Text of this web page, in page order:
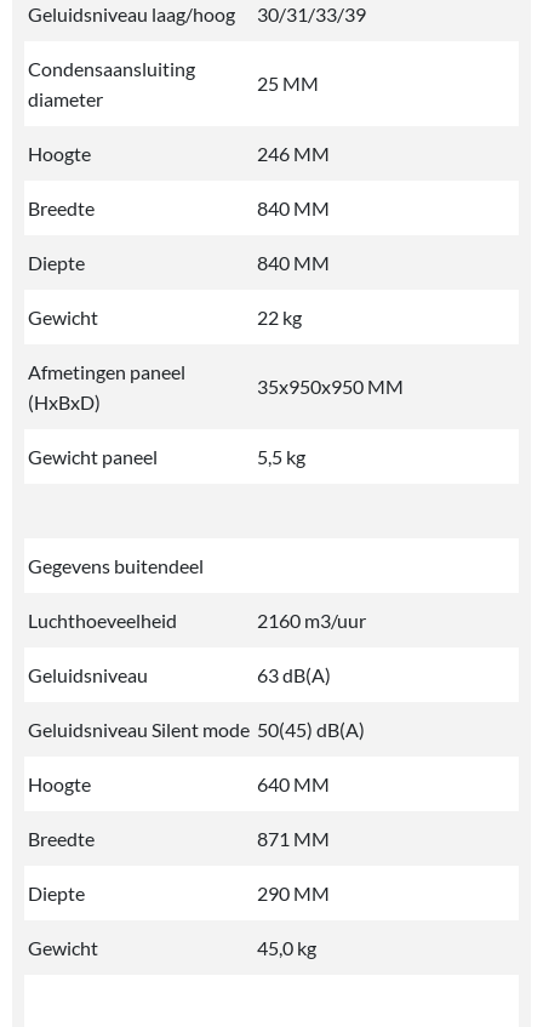
Geluidsniveau laag/hoog 30/31/33/39
Condensaansluiting
diameter
25 MM
Hoogte 246 MM
Breedte 840 MM
Diepte 840 MM
Gewicht 22 kg
Afmetingen paneel
(HxBxD)
35x950x950 MM
Gewicht paneel 5,5 kg
Gegevens buitendeel
Luchthoeveelheid 2160 m3/uur
Geluidsniveau 63 dB(A)
Geluidsniveau Silent mode 50(45) dB(A)
Hoogte 640 MM
Breedte 871 MM
Diepte 290 MM
Gewicht 45,0 kg